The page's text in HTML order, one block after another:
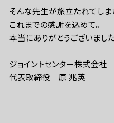
そんな先生が旅立たれてしま
これまでの感謝を込めて。
本当にありがとうございまし
ジョイントセンター株式会社
代表取締役 原 兆英